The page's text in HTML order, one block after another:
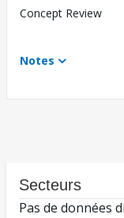
Concept Review
Notes
Secteurs
Pas de données